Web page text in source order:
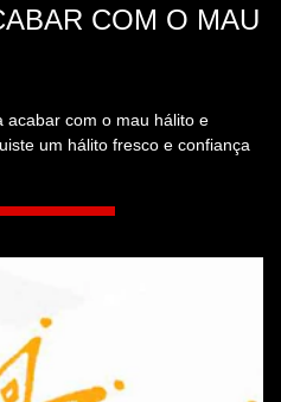
acabar com o mau hálito e
um hálito fresco e confiança
COM O MAU